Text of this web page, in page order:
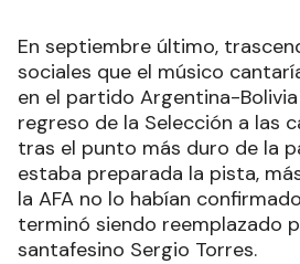
En septiembre último,
sociales que el músico
en el partido Argentina-
regreso de la Selección a las
tras el punto más duro de la
estaba preparada la pista,
la AFA no lo habían
terminó siendo reemplazado
santafesino Sergio Torres.